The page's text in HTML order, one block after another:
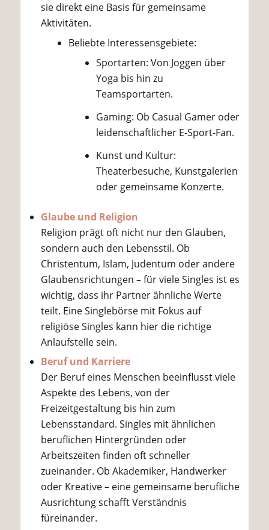
sie direkt eine Basis für gemeinsame
Aktivitäten.
Beliebte Interessensgebiete:
Sportarten: Von Joggen über
Yoga bis hin zu
Teamsportarten.
Gaming: Ob Casual Gamer oder
leidenschaftlicher E-Sport-Fan.
Kunst und Kultur:
Theaterbesuche, Kunstgalerien
oder gemeinsame Konzerte.
Glaube und Religion
Religion prägt oft nicht nur den Glauben,
sondern auch den Lebensstil. Ob
Christentum, Islam, Judentum oder andere
Glaubensrichtungen – für viele Singles ist es
wichtig, dass ihr Partner ähnliche Werte
teilt. Eine Singlebörse mit Fokus auf
religiöse Singles kann hier die richtige
Anlaufstelle sein.
Beruf und Karriere
Der Beruf eines Menschen beeinflusst viele
Aspekte des Lebens, von der
Freizeitgestaltung bis hin zum
Lebensstandard. Singles mit ähnlichen
beruflichen Hintergründen oder
Arbeitszeiten finden oft schneller
zueinander. Ob Akademiker, Handwerker
oder Kreative – eine gemeinsame berufliche
Ausrichtung schafft Verständnis
füreinander.